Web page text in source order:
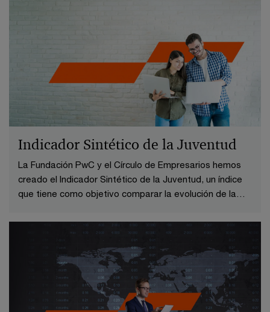
Indicador Sintético de la Juventud
La Fundación PwC y el Círculo de Empresarios hemos
creado el Indicador Sintético de la Juventud, un índice
que tiene como objetivo comparar la evolución de la
monitorizar su evolución durante los próximos años.